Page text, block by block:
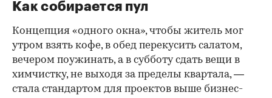
Как собирается пул
Концепция «одного окна», чтобы житель мог
утром взять кофе, в обед перекусить салатом,
вечером поужинать, а в субботу сдать вещи в
химчистку, не выходя за пределы квартала, —
стала стандартом для проектов выше бизнес-